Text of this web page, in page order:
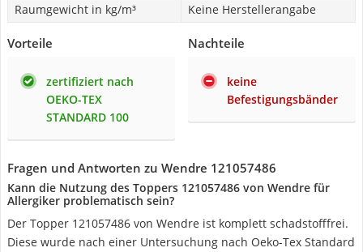
Raumgewicht in kg/m³
Keine Herstellerangabe
Vorteile
zertifiziert nach
OEKO-TEX
STANDARD 100
Nachteile
keine
Befestigungsbänder
Fragen und Antworten zu Wendre 121057486
Kann die Nutzung des Toppers 121057486 von Wendre für
Allergiker problematisch sein?
Der Topper 121057486 von Wendre ist komplett schadstofffrei.
Diese wurde nach einer Untersuchung nach Oeko-Tex Standard